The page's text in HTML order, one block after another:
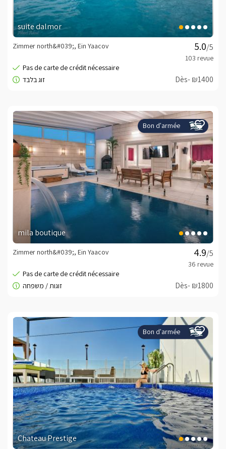
suite dalmor
/5
Zimmer north&#039;, Ein Yaacov
Dès- ₪1400
Bon d'armée
mila boutique
/5
Zimmer north&#039;, Ein Yaacov
Dès- ₪1800
Bon d'armée
Chateau Prestige